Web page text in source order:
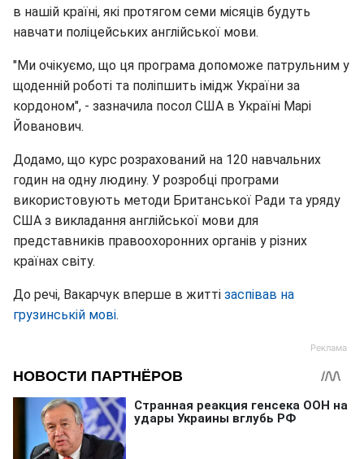
в нашій країні, які протягом семи місяців будуть
навчати поліцейських англійської мови.
"Ми очікуємо, що ця програма допоможе патрульним у
щоденній роботі та поліпшить імідж України за
кордоном", - зазначила посол США в Україні Марі
Йованович.
Додамо, що курс розрахований на 120 навчальних
годин на одну людину. У розробці програми
використовують методи Британської Ради та уряду
США з викладання англійської мови для
представників правоохоронних органів у різних
країнах світу.
До речі, Вакарчук вперше в житті заспівав на
грузинській мові.